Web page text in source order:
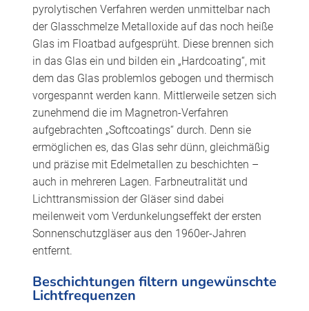
pyrolytischen Verfahren werden unmittelbar nach
der Glasschmelze Metalloxide auf das noch heiße
Glas im Floatbad aufgesprüht. Diese brennen sich
in das Glas ein und bilden ein „Hardcoating“, mit
dem das Glas problemlos gebogen und thermisch
vorgespannt werden kann. Mittlerweile setzen sich
zunehmend die im Magnetron-Verfahren
aufgebrachten „Softcoatings“ durch. Denn sie
ermöglichen es, das Glas sehr dünn, gleichmäßig
und präzise mit Edelmetallen zu beschichten –
auch in mehreren Lagen. Farbneutralität und
Lichttransmission der Gläser sind dabei
meilenweit vom Verdunkelungseffekt der ersten
Sonnenschutzgläser aus den 1960er-Jahren
entfernt.
Beschichtungen filtern ungewünschte
Lichtfrequenzen